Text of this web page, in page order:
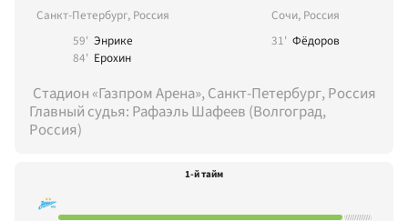
Санкт-Петербург, Россия
59' Энрике
84' Ерохин
Сочи, Россия
31' Фёдоров
Стадион «Газпром Арена», Санкт-Петербург, Россия
Главный судья: Рафаэль Шафеев (Волгоград,
Россия)
1-й тайм